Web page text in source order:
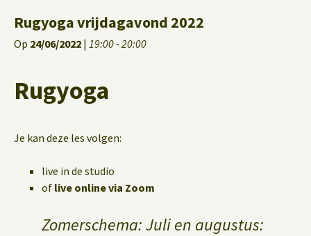
inhoud
Rugyoga vrijdagavond 2022
Op 24/06/2022 | 19:00 - 20:00
Rugyoga
Je kan deze les volgen:
live in de studio
of live online via Zoom
Zomerschema: Juli en augustus: